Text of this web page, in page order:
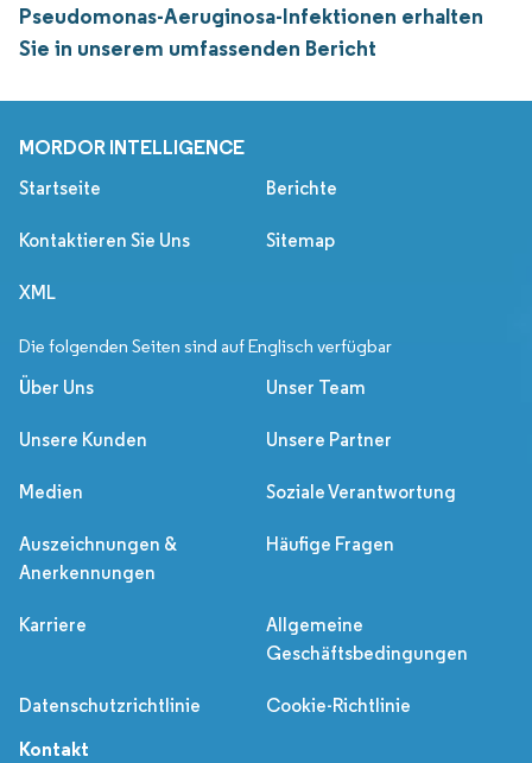
Pseudomonas-Aeruginosa-Infektionen erhalten
Sie in unserem umfassenden Bericht
MORDOR INTELLIGENCE
Startseite Berichte
Kontaktieren Sie Uns Sitemap
XML
Die folgenden Seiten sind auf Englisch verfügbar
Über Uns Unser Team
Unsere Kunden Unsere Partner
Medien Soziale Verantwortung
Auszeichnungen &
Anerkennungen
Häufige Fragen
Karriere
Allgemeine
Geschäftsbedingungen
Datenschutzrichtlinie Cookie-Richtlinie
Kontakt